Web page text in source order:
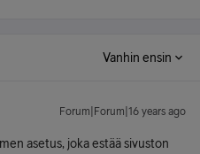
Vanhin ensin
Forum|Forum|16 years ago
asetus, joka estää sivuston